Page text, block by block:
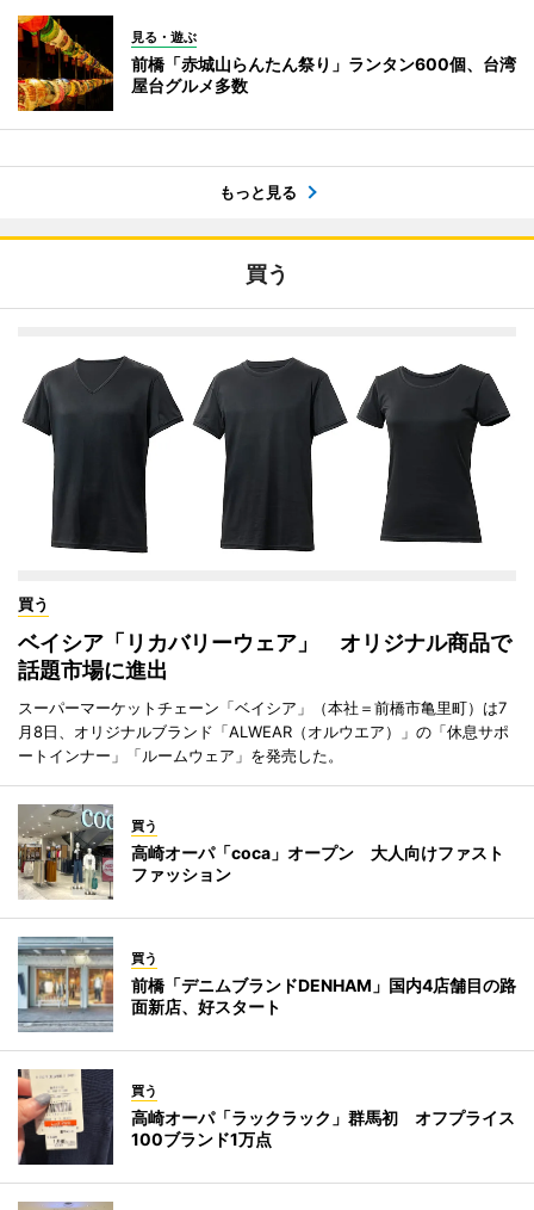
見る・遊ぶ
前橋「赤城山らんたん祭り」ランタン600個、台湾
屋台グルメ多数
もっと見る
買う
買う
ベイシア「リカバリーウェア」 オリジナル商品で
話題市場に進出
スーパーマーケットチェーン「ベイシア」（本社＝前橋市亀里町）は7
月8日、オリジナルブランド「ALWEAR（オルウエア）」の「休息サポ
ートインナー」「ルームウェア」を発売した。
買う
高崎オーパ「coca」オープン 大人向けファスト
ファッション
買う
前橋「デニムブランドDENHAM」国内4店舗目の路
面新店、好スタート
買う
高崎オーパ「ラックラック」群馬初 オフプライス
100ブランド1万点